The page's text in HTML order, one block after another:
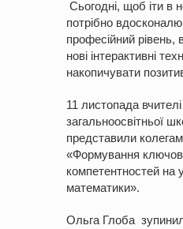
Сьогодні, щоб іти в
потрібно
професійний рівень,
нові інтерактивні
накопичувати
11 листопада
загальноосвітньої
представили
«Формування
компетентностей на
математики».
Ольга Глоба